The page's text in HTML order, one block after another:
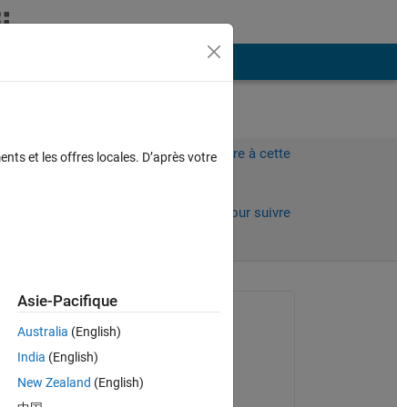
Connectez-vous pour répondre à cette
Connectez-vous pour suivre
CrossFire
le 1 Mai 2024
et les offres locales. D’après votre
Asie-Pacifique
Australia (English)
India (English)
New Zealand (English)